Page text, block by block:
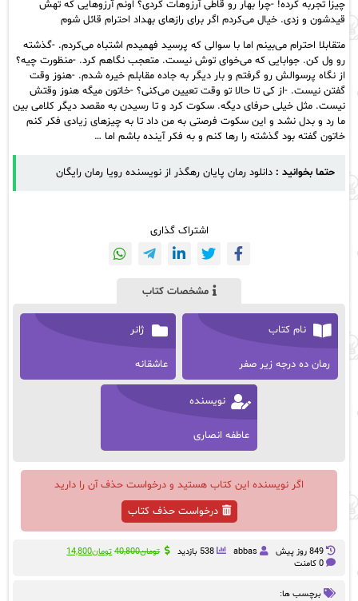
چیزا تجربه کرده! -چرا بهار رو قاطی آرزوهات کردی؟ اونم آرزوهایی که تهش
قیدشون و زدی. خیال می‌کردم اگر برای رازهای بهداد احترام قائل شوم
متقابلا احترام می‌بینم اما با سوالی که پرسید فهمیدم اشتباه می‌کردم. -گذشته
رو ول کن. جوابایی که می‌خوای توش نیست. متعجب نگاهم کرد. -منظورت چیه؟
از نگاه پرسوالش رو گرفتم و بار دیگر به جاده مقابلم خیره شدم. -هنوز وقت
گفتن نیست. -از کی تا حالا تو وقت تعیین می‌کنی؟ -خاتون میگه هنوز وقتش
نیست. مثل خیلی حرفای دیگه. سکوت کرد و تا رسیدن به مقصد دیگر کلامی بین
ما رد و بدل نشد و این سکوت فرصتی به من داد تا به چیزهای زیادی فکر کنم
خاتون گفته بود گذشته را رها کنم و به فکر آینده باشم اما …
حتما بخوانید : دانلود رمان پایان رهگذر از نویسنده رویا رمان رایگان
اشتراک گذاری
مشخصات کتاب
نام کتاب
رمان ده درجه زیر صفر
ژانر
عاشقانه
نویسنده
عاطفه انصاری
اگر نویسنده این کتاب هستید و درخواست حذف آن را دارید
درخواست حذف کتاب
849 روز پيش abbas 538 بازدید تومان40,800 قیمت
تومان14,800قیمت
0 کامنت
برچسب ها: